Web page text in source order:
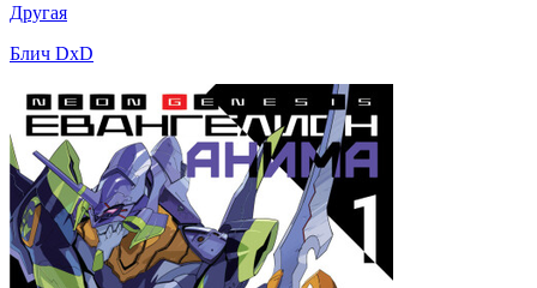
Другая
Блич DxD